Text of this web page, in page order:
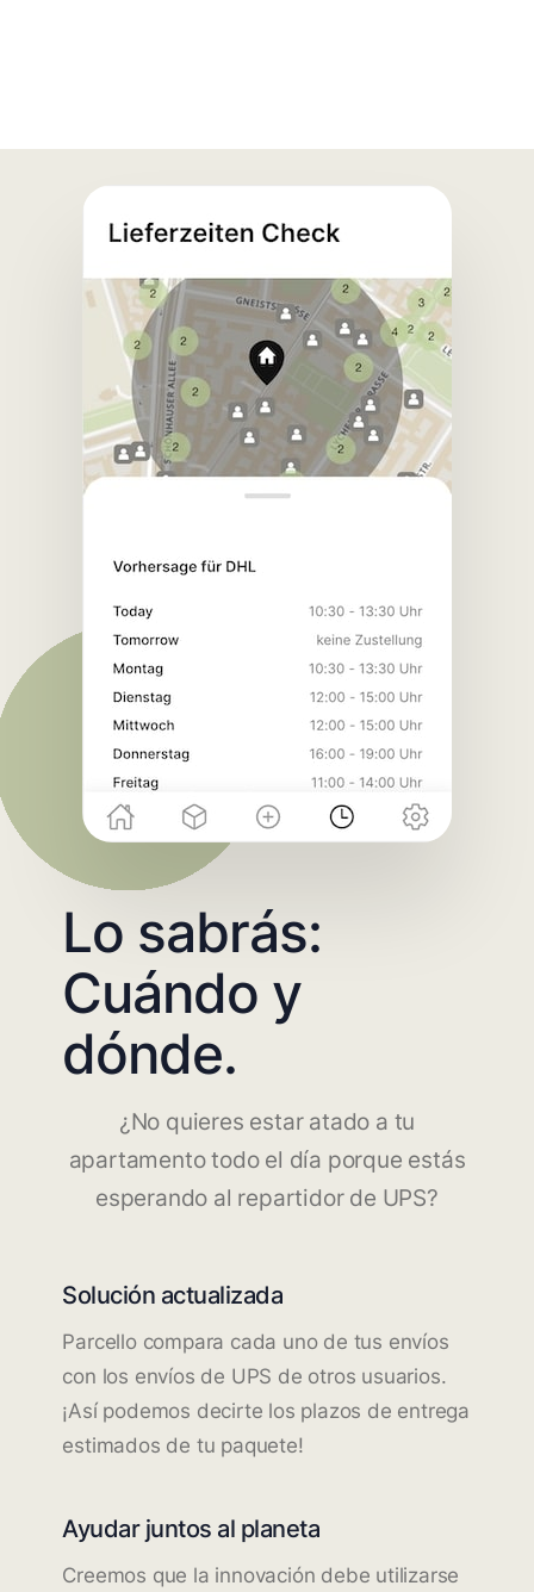
Lo sabrás:
Cuándo y
dónde.
¿No quieres estar atado a tu
apartamento todo el día porque estás
esperando al repartidor de UPS?
Solución actualizada
Parcello compara cada uno de tus envíos
con los envíos de UPS de otros usuarios.
¡Así podemos decirte los plazos de entrega
estimados de tu paquete!
Ayudar juntos al planeta
Creemos que la innovación debe utilizarse